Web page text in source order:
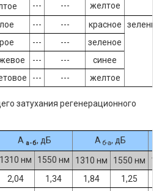
--- ---
желтое
--- --- красное
зеленый
--- ---
зеленое
--- ---
синее
--- --- желтое
затухания регенерационного
А а-б, дБ А б-а, дБ
1310 нм
1550 нм 1310 нм 1550 нм
2,04 1,34 1,84 1,25